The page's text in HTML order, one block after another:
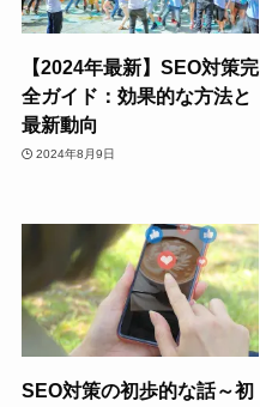
【2024年最新】SEO対策完
全ガイド：効果的な方法と
最新動向
2024年8月9日
SEO対策の初歩的な話～初